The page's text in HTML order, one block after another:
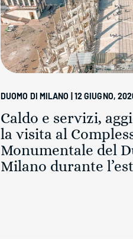
DUOMO DI MILANO | 12 GIUGNO,
Caldo e servizi,
la visita al
Monumentale del
Milano durante